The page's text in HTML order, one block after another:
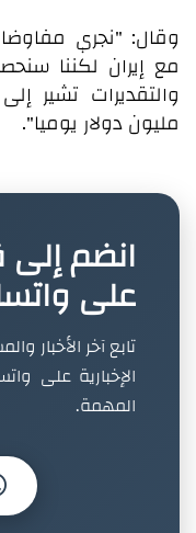
وقال: "نجري
مع إيران لكننا
مليون دولار يوميا".
انضم إلى
على
تابع آخر الأخبار
الإخبارية على
المهمة.